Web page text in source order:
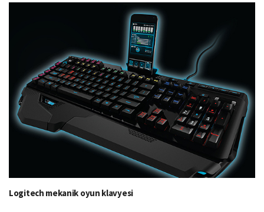
Logitech mekanik oyun klavyesi